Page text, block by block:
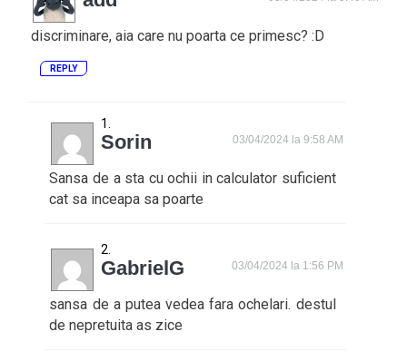
discriminare, aia care nu poarta ce primesc? :D
REPLY
Sorin 03/04/2024 la 9:58 AM
Sansa de a sta cu ochii in calculator suficient
cat sa inceapa sa poarte
GabrielG 03/04/2024 la 1:56 PM
sansa de a putea vedea fara ochelari. destul
de nepretuita as zice